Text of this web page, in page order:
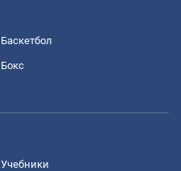
Баскетбол
Бокс
Учебники